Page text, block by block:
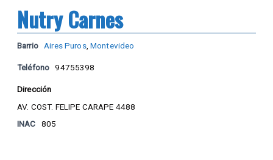
Nutry Carnes
Barrio Aires Puros,Montevideo
Teléfono 94755398
Dirección
AV. COST. FELIPE CARAPE 4488
INAC
805